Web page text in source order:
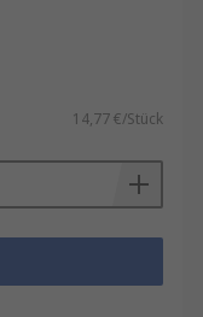
14,77 €/Stück